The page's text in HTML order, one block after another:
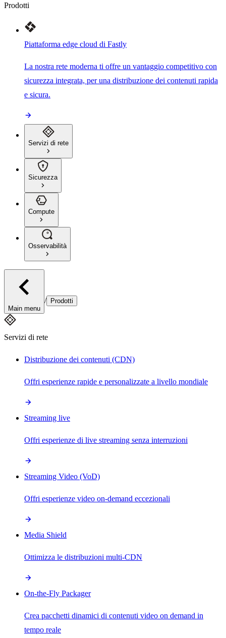
Prodotti
Piattaforma edge cloud di Fastly
La nostra rete moderna ti offre un vantaggio competitivo con
sicurezza integrata, per una distribuzione dei contenuti rapida
e sicura.
Servizi di rete
Sicurezza
Compute
Osservabilità
Main menu
/ Prodotti
Servizi di rete
Distribuzione dei contenuti (CDN)
Offri esperienze rapide e personalizzate a livello mondiale
Streaming live
Offri esperienze di live streaming senza interruzioni
Streaming Video (VoD)
Offri esperienze video on-demand eccezionali
Media Shield
Ottimizza le distribuzioni multi-CDN
On-the-Fly Packager
Crea pacchetti dinamici di contenuti video on demand in
tempo reale